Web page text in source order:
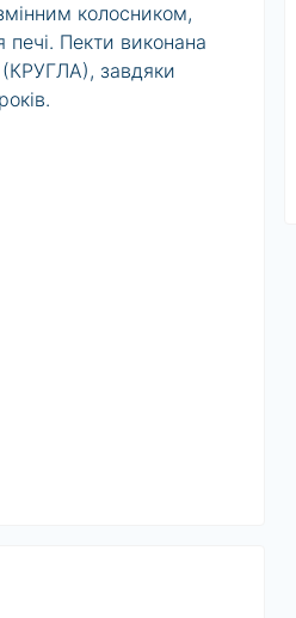
колосником,
Пекти виконана
(КРУГЛА), завдяки